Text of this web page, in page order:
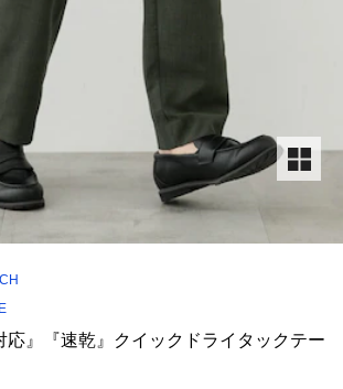
応』『速乾』クイックドライタックテー